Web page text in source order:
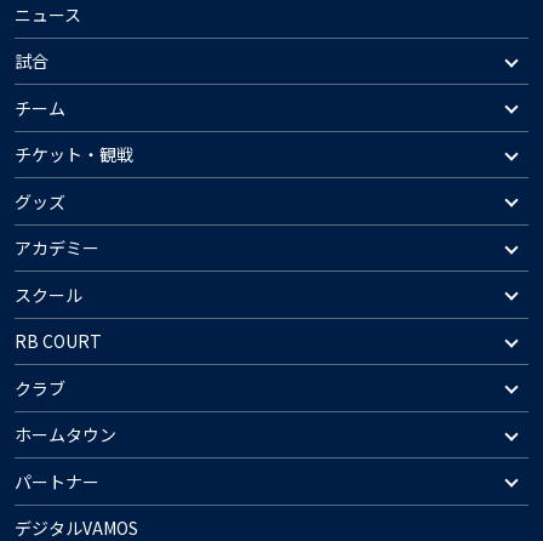
ニュース
試合
チーム
チケット・観戦
グッズ
アカデミー
スクール
RB COURT
クラブ
ホームタウン
パートナー
デジタルVAMOS